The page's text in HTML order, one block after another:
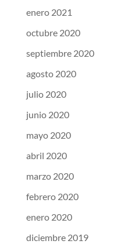
enero 2021
octubre 2020
septiembre 2020
agosto 2020
julio 2020
junio 2020
mayo 2020
abril 2020
marzo 2020
febrero 2020
enero 2020
diciembre 2019